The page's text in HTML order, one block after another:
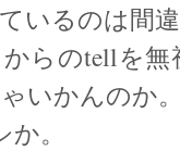
いるのは間
らのtellを無
いかんのか
。